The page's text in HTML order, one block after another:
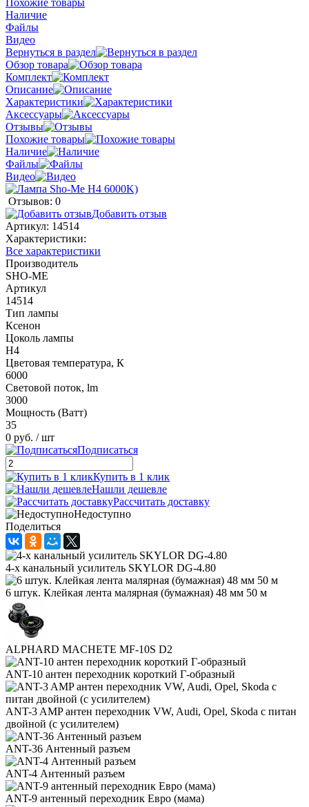
Похожие товары
Наличие
Файлы
Видео
Вернуться в раздел
Обзор товара
Комплект
Описание
Характеристики
Аксессуары
Отзывы
Похожие товары
Наличие
Файлы
Видео
Отзывов: 0
Добавить отзыв
Артикул: 14514
Характеристики:
Все характеристики
Производитель
SHO-ME
Артикул
14514
Тип лампы
Ксенон
Цоколь лампы
H4
Цветовая температура, К
6000
Световой поток, lm
3000
Мощность (Ватт)
35
0 руб. / шт
Подписаться
Купить в 1 клик
Нашли дешевле
Рассчитать доставку
Недоступно
Поделиться
4-х канальный усилитель SKYLOR DG-4.80
6 штук. Клейкая лента малярная (бумажная) 48 мм 50 м
ALPHARD MACHETE MF-10S D2
ANT-10 антен переходник короткий Г-образный
ANT-3 AMP антен переходник VW, Audi, Opel, Skoda с питан
двойной (с усилителем)
ANT-36 Антенный разъем
ANT-4 Антенный разъем
ANT-9 антенный переходник Евро (мама)